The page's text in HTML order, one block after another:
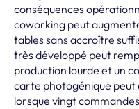
conséquences
coworking peut
tables sans accroître
très développé peut
production lourde et un
carte photogénique peut
lorsque vingt